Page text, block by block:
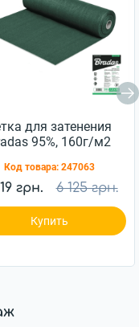
для затенения
95%, 160г/м2
CO16020050GR)
Код товара: 247063
грн. 6 125 грн.
Купить